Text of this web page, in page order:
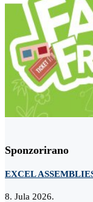
Sponzorirano
EXCEL
8. Jula 2026.